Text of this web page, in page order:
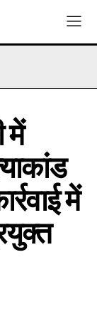
में
में